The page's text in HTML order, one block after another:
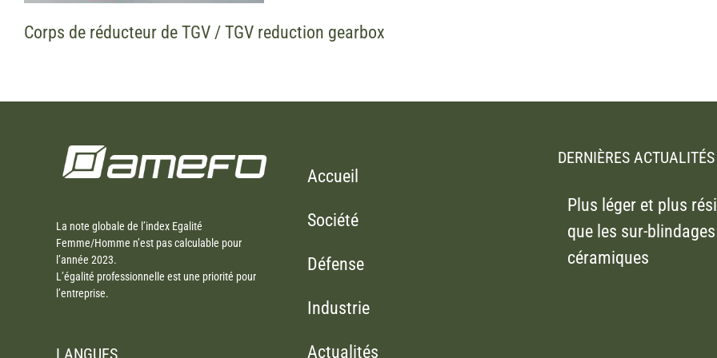
Corps de réducteur de TGV / TGV reduction gearbox
La note globale de l’index Egalité
Femme/Homme n’est pas calculable pour
l’année 2023.
L’égalité professionnelle est une priorité pour
l’entreprise.
LANGUES
Accueil
Société
Défense
Industrie
Actualités
DERNIÈRES ACTUALITÉS
Plus léger et plus
que les sur-blindages
céramiques